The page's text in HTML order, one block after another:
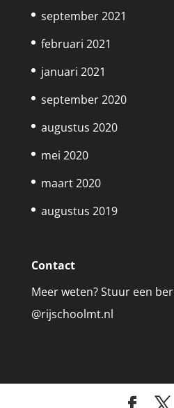
september 2021
februari 2021
januari 2021
september 2020
augustus 2020
mei 2020
maart 2020
augustus 2019
Contact
Meer weten? Stuur een
@rijschoolmt.nl